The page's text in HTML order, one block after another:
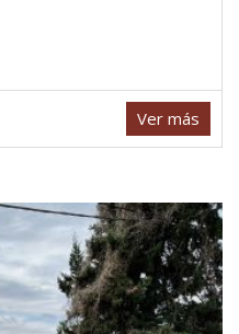
Ver más